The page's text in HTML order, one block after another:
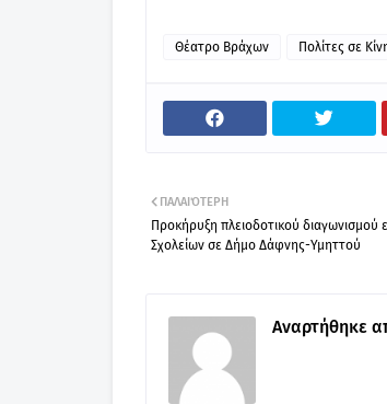
Θέατρο Βράχων Πολίτες σε
ΠΑΛΑΙΌΤΕΡΗ
Προκήρυξη πλειοδοτικού διαγωνισμού
Σχολείων σε Δήμο Δάφνης-Υμηττού
Αναρτήθηκε